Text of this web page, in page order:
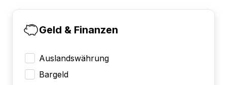
Geld & Finanzen
Auslandswährung
Bargeld